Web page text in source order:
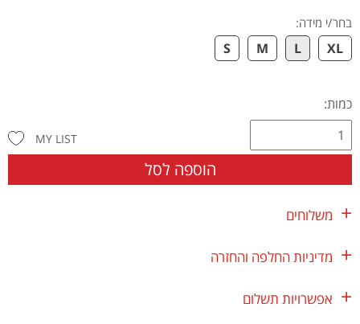
בחר/י מידה:
XL
L
M
S
כמות:
הוספה לסל
MY LIST
משלוחים
מדיניות החלפה והחזרה
אפשרויות תשלום